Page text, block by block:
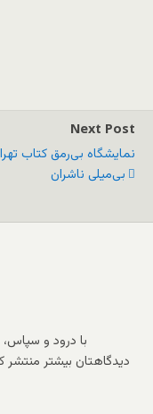
Next Post
نمایشگاه بی‌رمق کتاب
بی‌میلی ناشران
با درود و
دیدگاهتان بیشتر منتشر